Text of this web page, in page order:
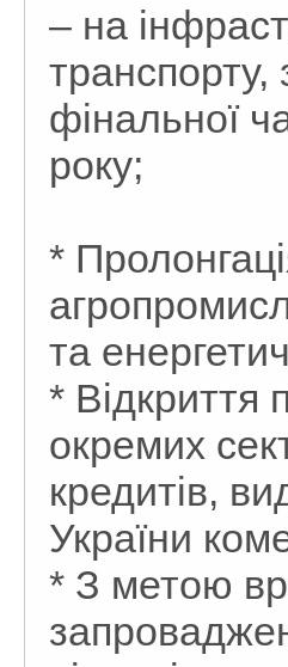
– на
транспорту,
фінальної
року;
*
та
* Відкриття
окремих
кредитів,
України
* З метою